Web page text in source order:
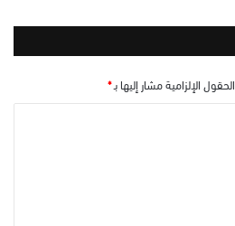
الحقول الإلزامية مشار إليها بـ*